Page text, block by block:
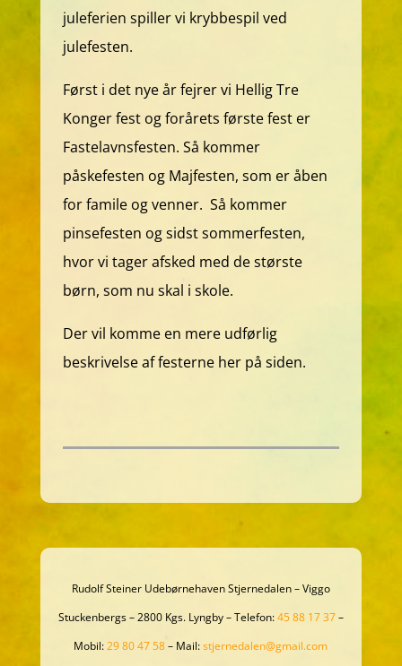
juleferien spiller vi krybbespil ved
julefesten.
Først i det nye år fejrer vi Hellig Tre
Konger fest og forårets første fest er
Fastelavnsfesten. Så kommer
påskefesten og Majfesten, som er åben
for famile og venner. Så kommer
pinsefesten og sidst sommerfesten,
hvor vi tager afsked med de største
børn, som nu skal i skole.
Der vil komme en mere udførlig
beskrivelse af festerne her på siden.
Rudolf Steiner Udebørnehaven Stjernedalen – Viggo
Stuckenbergs – 2800 Kgs. Lyngby – Telefon:45 88 17 37–
Mobil:29 80 47 58– Mail:stjernedalen@gmail.com